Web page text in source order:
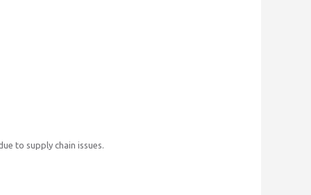
to supply chain issues.